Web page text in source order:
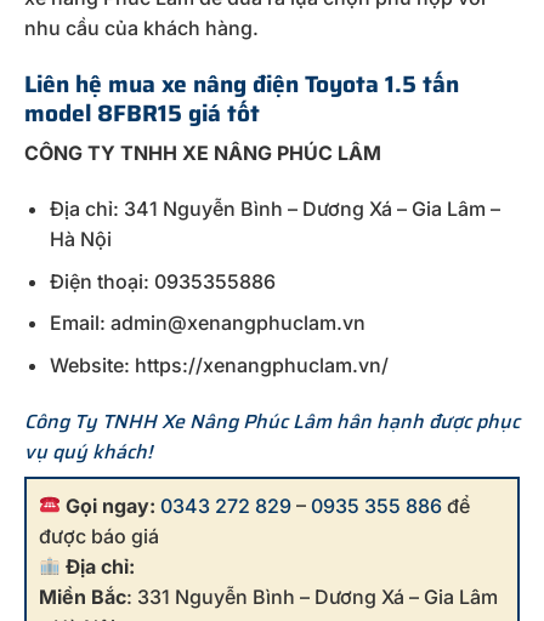
nhu cầu của khách hàng.
Liên hệ mua xe nâng điện Toyota 1.5 tấn
model 8FBR15 giá tốt
CÔNG TY TNHH XE NÂNG PHÚC LÂM
Địa chỉ: 341 Nguyễn Bình – Dương Xá – Gia Lâm –
Hà Nội
Điện thoại: 0935355886
Email: admin@xenangphuclam.vn
Website: https://xenangphuclam.vn/
Công Ty TNHH Xe Nâng Phúc Lâm hân hạnh được phục
vụ quý khách!
Gọi ngay: 0343 272 829 –0935 355 886 để
được báo giá
Địa chỉ:
Miền Bắc: 331 Nguyễn Bình – Dương Xá – Gia Lâm